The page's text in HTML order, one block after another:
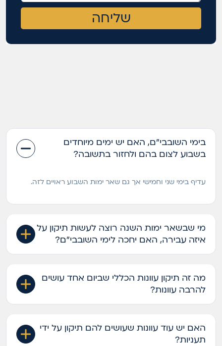
שליחה
בימי השובבי"ם, האם יש ימים מיוחדים
בשבוע לצום בהם ולחזור בתשובה?
עדיף בימי שני וחמישי אך גם שאר ימות השבוע ראויים לזה.
מי שבשאר ימות השנה רוצה לעשות תיקון על
איזה עבירה, האם יחכה לימי השובבי"ם?
מה זה תיקון עוונות הכללי שביום אחד עושים
להרבה עוונות?
האם יש עוד עוונות שעושים להם תיקון על ידי
תעניות?